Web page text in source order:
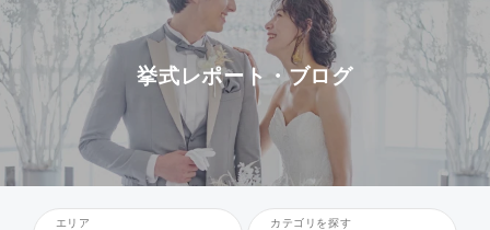
挙式レポート・ブログ
エリア カテゴリを探す